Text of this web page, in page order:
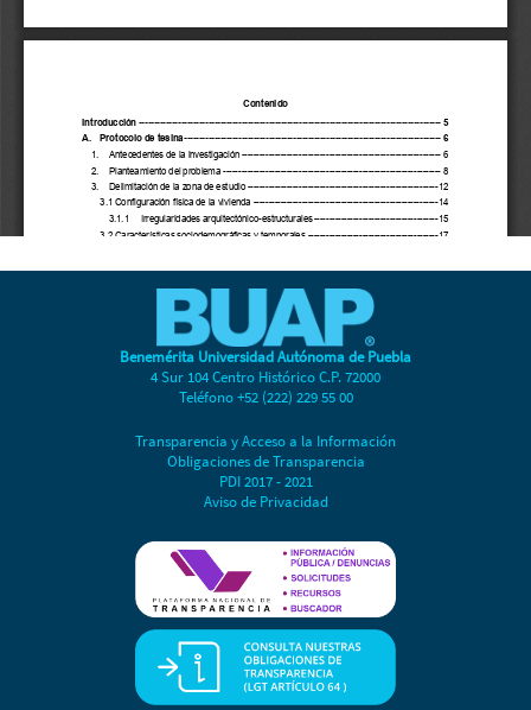
Benemérita Universidad Autónoma de Puebla
4 Sur 104 Centro Histórico C.P. 72000
Teléfono +52 (222) 229 55 00
Transparencia y Acceso a la Información
Obligaciones de Transparencia
PDI 2017 - 2021
Aviso de Privacidad